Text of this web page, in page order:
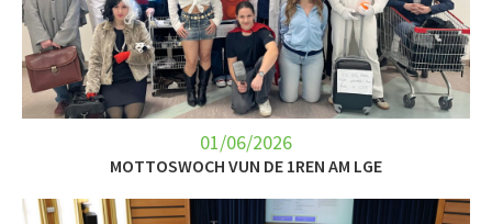
LET’S GO SCIENCE
ACTUALITÉ
01/06/2026
MOTTOSWOCH VUN DE 1REN AM LGE